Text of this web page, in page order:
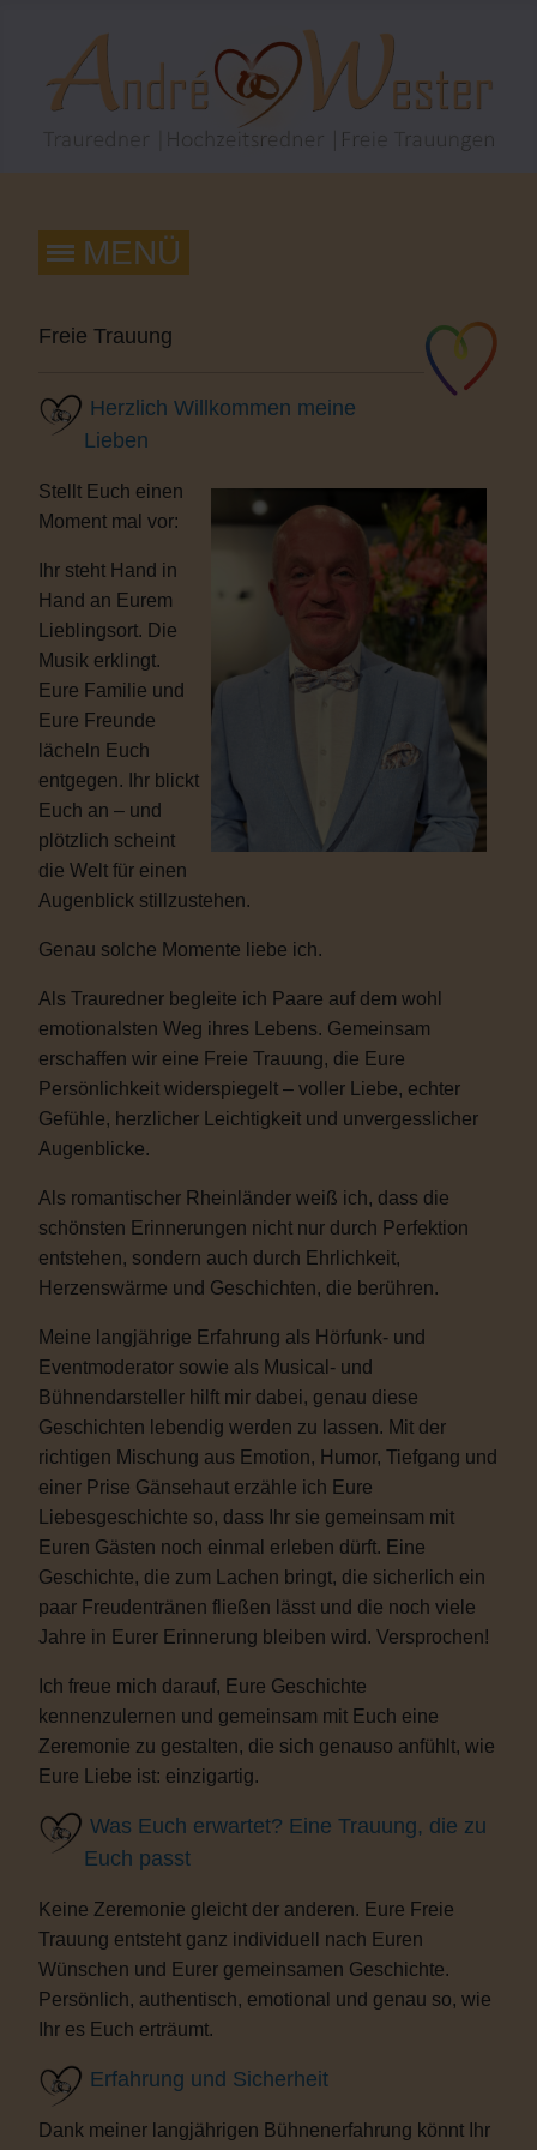
Freie Trauung
Herzlich Willkommen meine
Lieben
Stellt Euch einen
Moment mal vor:
Ihr steht Hand in
Hand an Eurem
Lieblingsort. Die
Musik erklingt.
Eure Familie und
Eure Freunde
lächeln Euch
entgegen. Ihr blickt
Euch an – und
plötzlich scheint
die Welt für einen
Augenblick stillzustehen.
Genau solche Momente liebe ich.
Als Trauredner begleite ich Paare auf dem wohl
emotionalsten Weg ihres Lebens. Gemeinsam
erschaffen wir eine Freie Trauung, die Eure
Persönlichkeit widerspiegelt – voller Liebe, echter
Gefühle, herzlicher Leichtigkeit und unvergesslicher
Augenblicke.
Als romantischer Rheinländer weiß ich, dass die
schönsten Erinnerungen nicht nur durch Perfektion
entstehen, sondern auch durch Ehrlichkeit,
Herzenswärme und Geschichten, die berühren.
Meine langjährige Erfahrung als Hörfunk- und
Eventmoderator sowie als Musical- und
Bühnendarsteller hilft mir dabei, genau diese
Geschichten lebendig werden zu lassen. Mit der
richtigen Mischung aus Emotion, Humor, Tiefgang und
einer Prise Gänsehaut erzähle ich Eure
Liebesgeschichte so, dass Ihr sie gemeinsam mit
Euren Gästen noch einmal erleben dürft. Eine
Geschichte, die zum Lachen bringt, die sicherlich ein
paar Freudentränen fließen lässt und die noch viele
Jahre in Eurer Erinnerung bleiben wird. Versprochen!
Ich freue mich darauf, Eure Geschichte
kennenzulernen und gemeinsam mit Euch eine
Zeremonie zu gestalten, die sich genauso anfühlt, wie
Eure Liebe ist: einzigartig.
Was Euch erwartet? Eine Trauung, die zu
Euch passt
Keine Zeremonie gleicht der anderen. Eure Freie
Trauung entsteht ganz individuell nach Euren
Wünschen und Eurer gemeinsamen Geschichte.
Persönlich, authentisch, emotional und genau so, wie
Ihr es Euch erträumt.
Erfahrung und Sicherheit
Dank meiner langjährigen Bühnenerfahrung könnt Ihr